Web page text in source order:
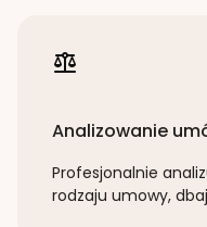
Analizowanie
Profesjonalnie
rodzaju umowy,